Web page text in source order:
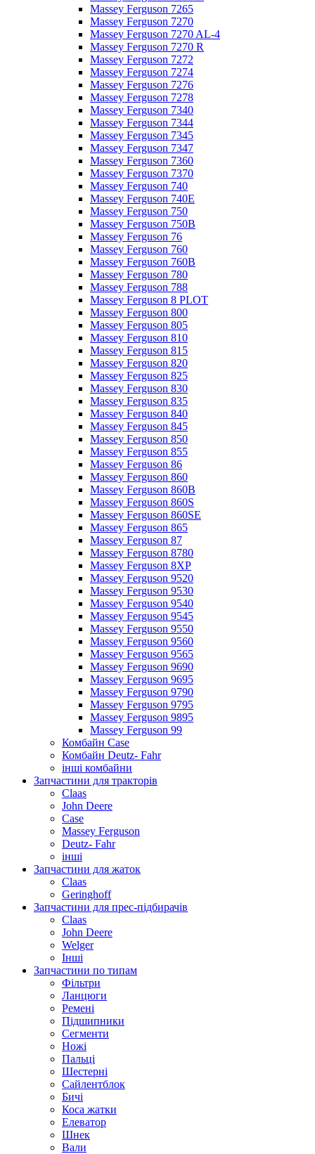
Massey Ferguson 7265
Massey Ferguson 7270
Massey Ferguson 7270 AL-4
Massey Ferguson 7270 R
Massey Ferguson 7272
Massey Ferguson 7274
Massey Ferguson 7276
Massey Ferguson 7278
Massey Ferguson 7340
Massey Ferguson 7344
Massey Ferguson 7345
Massey Ferguson 7347
Massey Ferguson 7360
Massey Ferguson 7370
Massey Ferguson 740
Massey Ferguson 740E
Massey Ferguson 750
Massey Ferguson 750B
Massey Ferguson 76
Massey Ferguson 760
Massey Ferguson 760B
Massey Ferguson 780
Massey Ferguson 788
Massey Ferguson 8 PLOT
Massey Ferguson 800
Massey Ferguson 805
Massey Ferguson 810
Massey Ferguson 815
Massey Ferguson 820
Massey Ferguson 825
Massey Ferguson 830
Massey Ferguson 835
Massey Ferguson 840
Massey Ferguson 845
Massey Ferguson 850
Massey Ferguson 855
Massey Ferguson 86
Massey Ferguson 860
Massey Ferguson 860B
Massey Ferguson 860S
Massey Ferguson 860SE
Massey Ferguson 865
Massey Ferguson 87
Massey Ferguson 8780
Massey Ferguson 8XP
Massey Ferguson 9520
Massey Ferguson 9530
Massey Ferguson 9540
Massey Ferguson 9545
Massey Ferguson 9550
Massey Ferguson 9560
Massey Ferguson 9565
Massey Ferguson 9690
Massey Ferguson 9695
Massey Ferguson 9790
Massey Ferguson 9795
Massey Ferguson 9895
Massey Ferguson 99
Комбайн Case
Комбайн Deutz- Fahr
інші комбайни
Запчастини для тракторів
Claas
John Deere
Case
Massey Ferguson
Deutz- Fahr
інші
Запчастини для жаток
Claas
Geringhoff
Запчастини для прес-підбирачів
Claas
John Deere
Welger
Інші
Запчастини по типам
Фільтри
Ланцюги
Ремені
Підшипники
Сегменти
Ножі
Пальці
Шестерні
Сайлентблок
Бичі
Коса жатки
Елеватор
Шнек
Вали